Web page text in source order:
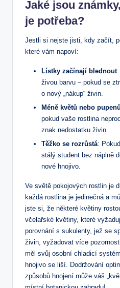
Jaké jsou
je potřeba?
Jestli si nejste jisti, kdy začít,
které vám napoví:
Lístky začínají blednout:
živou barvu – pokud se
o nový „nákup“ živin.
Méně květů nebo pupenů
pokud vaše rostlina
znak nedostatku živin.
Těžko se rozrůstá:
stálý student bez náplně
nové hnojivo.
Ve světě pokojových rostlin je
každá rostlina je jedinečná a
jste si, že některé květiny
včelařské květiny, které
porovnání s sukulenty, jež se
živin, vyžadovat více
měl svůj osobní chladicí
hnojivo se liší. Dodržování
způsobů hnojení může váš